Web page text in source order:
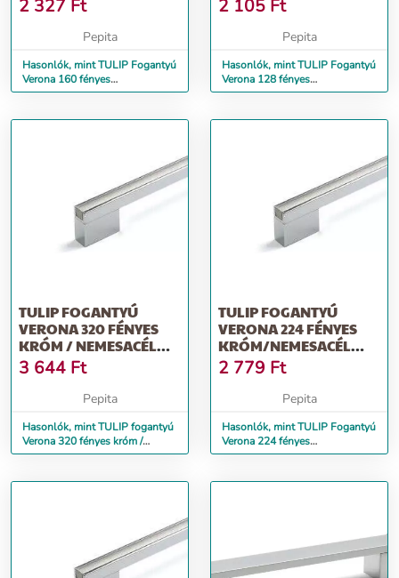
2 327 Ft
Pepita
Hasonlók, mint TULIP Fogantyú
Verona 160 fényes
króm/nemesacél imitáció +
2 105 Ft
Pepita
Hasonlók, mint TULIP Fogantyú
Verona 128 fényes
króm/nemesacél imitáció +
TULIP FOGANTYÚ
VERONA 320 FÉNYES
KRÓM / NEMESACÉL
IMITÁCIÓ + CSAVAROK
3 644 Ft
Pepita
Hasonlók, mint TULIP fogantyú
Verona 320 fényes króm /
nemesacél imitáció + csavarok
TULIP FOGANTYÚ
VERONA 224 FÉNYES
KRÓM/NEMESACÉL
IMITÁCIÓ + CSAVAROK
2 779 Ft
Pepita
Hasonlók, mint TULIP Fogantyú
Verona 224 fényes
króm/nemesacél imitáció +